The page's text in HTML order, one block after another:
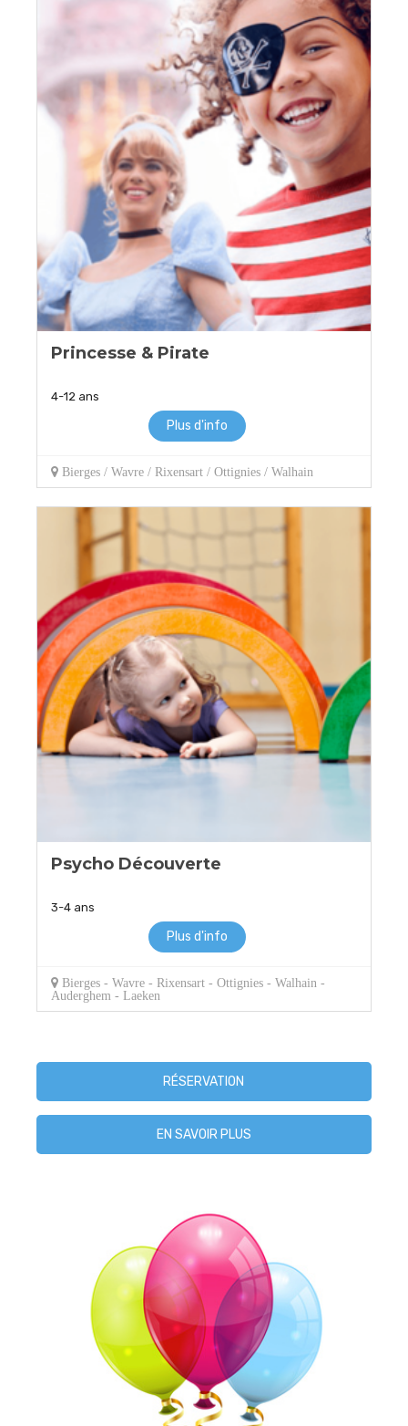
Princesse & Pirate
4-12 ans
Plus d'info
Bierges / Wavre / Rixensart / Ottignies / Walhain
Psycho Découverte
3-4 ans
Plus d'info
Bierges - Wavre - Rixensart - Ottignies - Walhain -
Auderghem - Laeken
RÉSERVATION
EN SAVOIR PLUS